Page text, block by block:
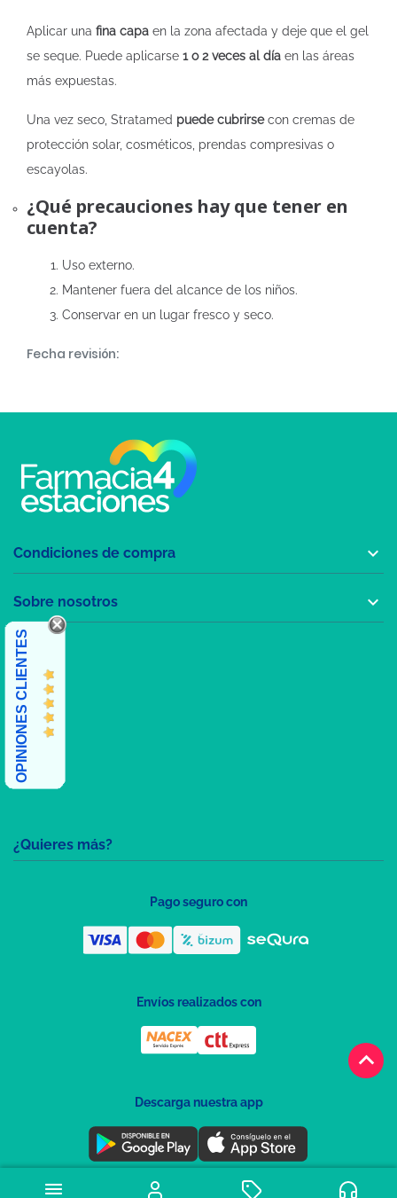
Aplicar una fina capa en la zona afectada y deje que el gel
se seque. Puede aplicarse 1 o 2 veces al día en las áreas
más expuestas.
Una vez seco, Stratamed puede cubrirsecon cremas de
protección solar, cosméticos, prendas compresivas o
escayolas.
¿Qué precauciones hay que tener en
cuenta?
Uso externo.
Mantener fuera del alcance de los niños.
Conservar en un lugar fresco y seco.
Fecha revisión:
keyboard_arrow_up
¿Quieres más?
Condiciones de compra 
Sobre nosotros 
OPINIONES CLIENTES
Pago seguro con
Envíos realizados con
Descarga nuestra app